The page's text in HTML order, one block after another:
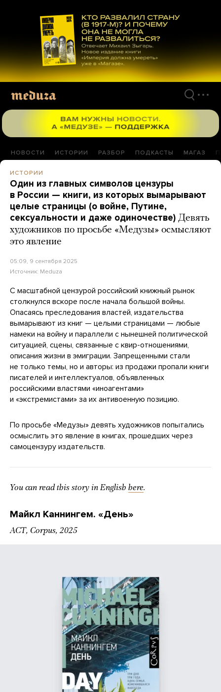
материалам
НОВОСТИ ИСТОРИИ РАЗБОР ПОДКАСТЫ МАГАЗ
ИСТОРИИ
Один из главных символов цензуры
в России — книги, из которых вымарывают
целые страницы (о войне, Путине,
сексуальности и даже одиночестве) Девять
художников по просьбе «Медузы» осмысляют
это явление
05:09, 9 сентября 2025
Источник: Meduza
С масштабной цензурой российский книжный рынок
столкнулся вскоре после начала большой войны.
Опасаясь преследования властей, издательства
вымарывают из книг — целыми страницами — любые
намеки на войну и параллели с нынешней политической
ситуацией, сцены, связанные с квир-отношениями,
описания жизни в эмиграции. Запрещенными стали
не только темы, но и авторы: из продажи пропали книги
писателей и интеллектуалов, объявленных
российскими властями «иноагентами»
и «экстремистами» за их антивоенную позицию.
По просьбе «Медузы» девять художников попытались
осмыслить это явление в книгах, прошедших через
самоцензуру издательств.
You can read this story in English here.
Майкл Каннингем. «День»
АСТ, Corpus, 2025